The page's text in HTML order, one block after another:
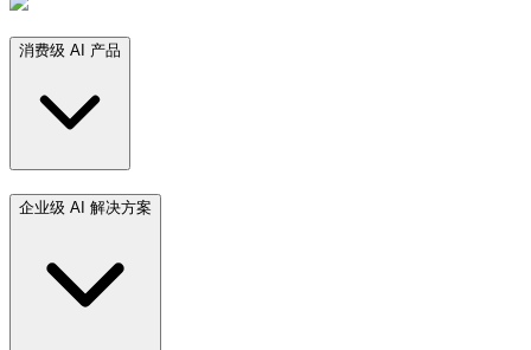
消费级 AI 产品
企业级 AI 解决方案